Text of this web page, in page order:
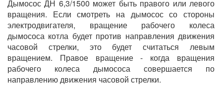
Дымосос ДН 6,3/1500 может быть правого или левого
вращения. Если смотреть на дымосос со стороны
электродвигателя, вращение рабочего колеса
дымососа котла будет против направления движения
часовой стрелки, это будет считаться левым
вращением. Правое вращение - когда вращения
рабочего колеса дымососа совершается по
направлению движения часовой стрелки.